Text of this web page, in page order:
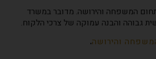
המשפחה והירושה. מדובר במשרד
גבוהה והבנה עמוקה של צרכי הלקוח.
והירושה.